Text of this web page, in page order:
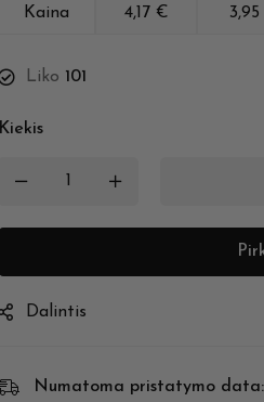
Kaina 4,17 € 3,95
Liko 101
Kiekis
Dalintis
Numatoma pristatymo data: